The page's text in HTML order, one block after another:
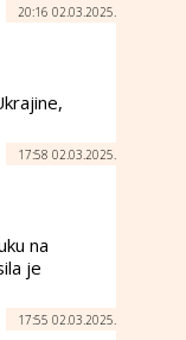
20:16 02.03.2025.
17:58 02.03.2025.
na
je
17:55 02.03.2025.